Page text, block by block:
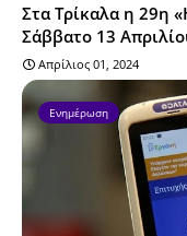
Στα Τρίκαλα η 29η
Σάββατο 13
Απρίλιος 01, 2024
Ενημέρωση